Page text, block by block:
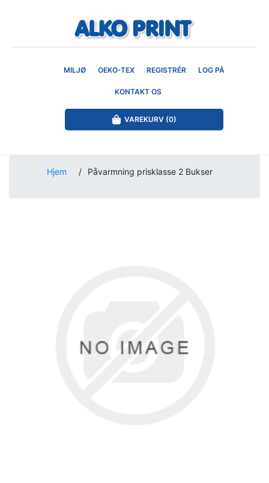
MILJØ OEKO-TEX REGISTRÉR LOG PÅ
KONTAKT OS
VAREKURV (0)
Hjem / Påvarmning prisklasse 2 Bukser